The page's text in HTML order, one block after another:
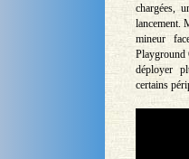
chargées,
lancement.
mineur
Playground
déployer
certains